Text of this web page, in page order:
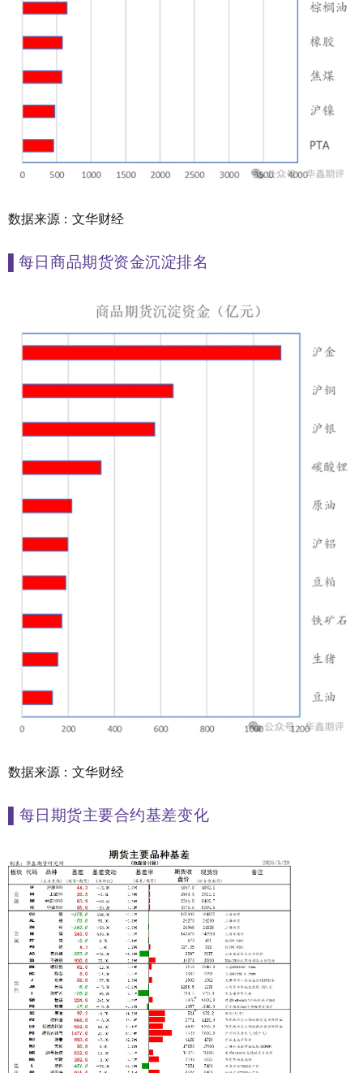
数据来源：文华财经
每日商品期货资金沉淀排名
数据来源：文华财经
每日期货主要合约基差变化